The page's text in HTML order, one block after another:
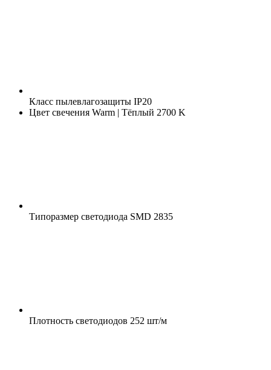
Класс пылевлагозащиты IP20
Цвет свечения Warm | Тёплый 2700 K
Типоразмер светодиода SMD 2835
Плотность светодиодов 252 шт/м